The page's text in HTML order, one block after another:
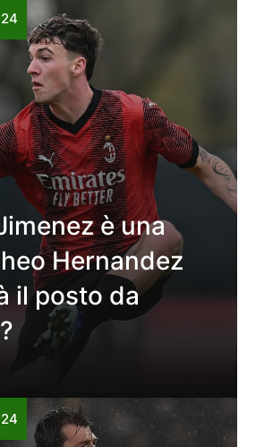
è una
Hernandez
il posto da